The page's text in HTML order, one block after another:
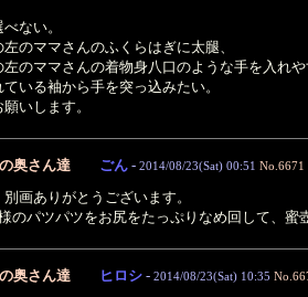
ない。
左のママさんのふくらはぎに太腿、
左のママさんの着物身八口のような手を入れ
ている袖から手を突っ込みたい。
いします。
奥さん達 ごん - 2014/08/23(Sat) 00:51 No.6671
画ありがとうございます。
のパツパツをお尻をたっぷりなめ回して、蜜
奥さん達 ヒロシ - 2014/08/23(Sat) 10:35